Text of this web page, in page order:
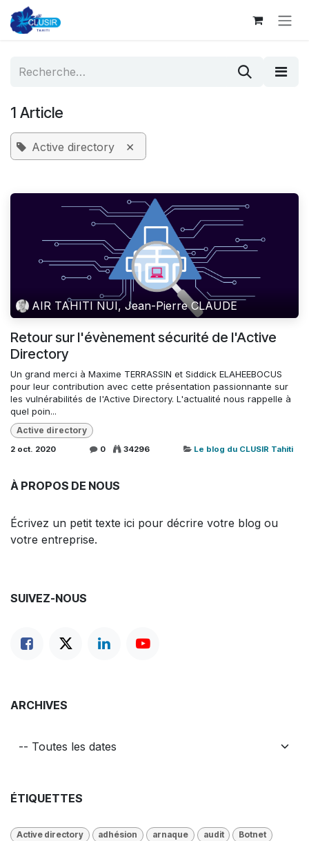
Se rendre au contenu
1 Article
Active directory ×
AIR TAHITI NUI, Jean-Pierre CLAUDE
Retour sur l'évènement sécurité de l'Active
Directory
Un grand merci à Maxime TERRASSIN et Siddick ELAHEEBOCUS
pour leur contribution avec cette présentation passionnante sur
les vulnérabilités de l'Active Directory. L'actualité nous rappelle à
quel poin...
Active directory
2 oct. 2020 0 34296 Le blog du CLUSIR Tahiti
À PROPOS DE NOUS
Écrivez un petit texte ici pour décrire votre blog ou
votre entreprise.
SUIVEZ-NOUS
ARCHIVES
ÉTIQUETTES
Active directory adhésion arnaque audit Botnet